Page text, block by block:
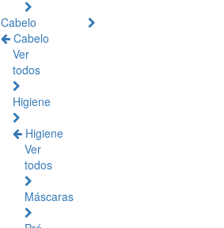
Cabelo
Cabelo
Ver
todos
Higiene
Higiene
Ver
todos
Máscaras